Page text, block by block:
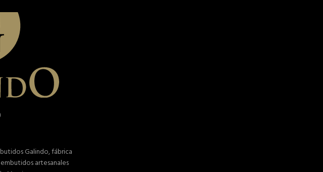
Galindo, fábrica
artesanales